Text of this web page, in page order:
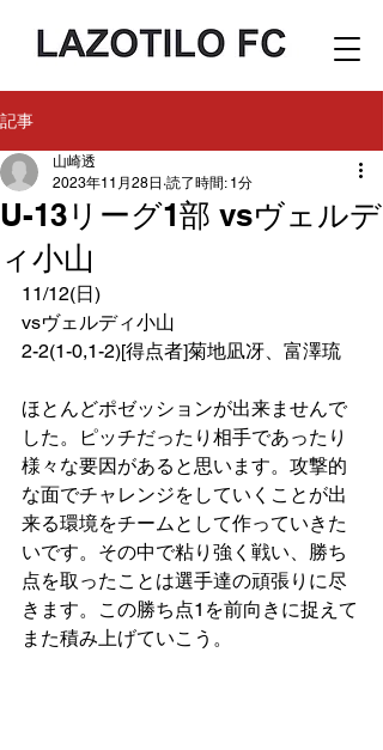
記事
U-13リーグ1部 vsヴェルデ
ィ小山
山崎透
2023年11月28日 読了時間: 1分
11/12(日)
vsヴェルディ小山
2-2(1-0,1-2)[得点者]菊地凪冴、富澤琉
ほとんどポゼッションが出来ませんで
した。ピッチだったり相手であったり
様々な要因があると思います。攻撃的
な面でチャレンジをしていくことが出
来る環境をチームとして作っていきた
いです。その中で粘り強く戦い、勝ち
点を取ったことは選手達の頑張りに尽
きます。この勝ち点1を前向きに捉えて
また積み上げていこう。